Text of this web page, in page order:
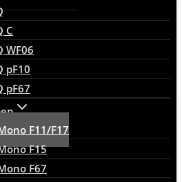
C
WF06
pF10
pF67
F11/F17
F15
F67